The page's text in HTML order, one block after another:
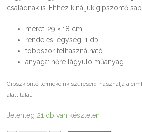
családnak is. Ehhez kínáljuk gipszöntő
méret: 29 × 18 cm
rendelési egység: 1 db
többször felhasználható
anyaga: hőre lágyuló műanyag
Gipszkiöntő termékeink szűrésére, használja a
alatt talál.
Jelenleg 21 db van készleten